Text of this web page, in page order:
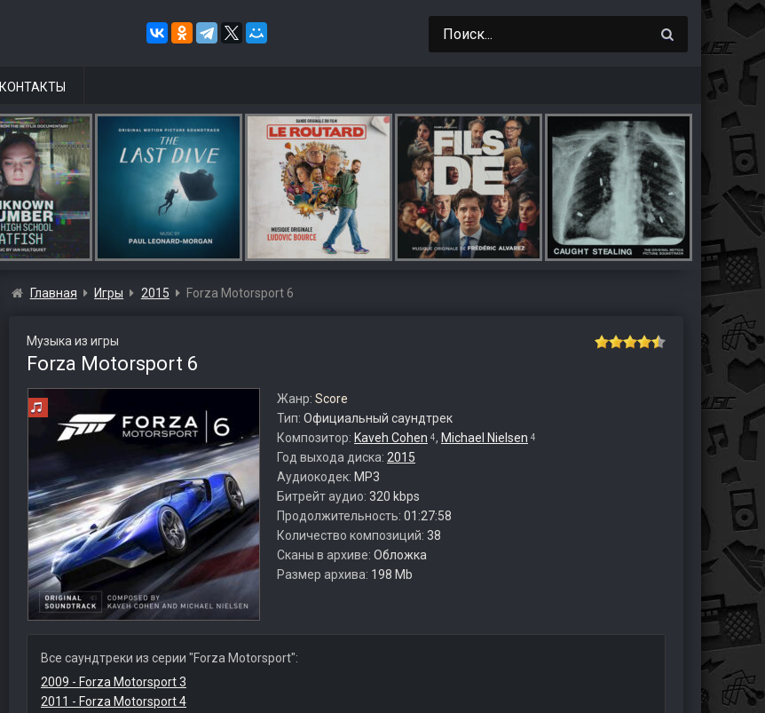
КОНТАКТЫ
Главная Игры 2015 Forza Motorsport 6
Музыка из игры
Forza Motorsport 6
Жанр: Score
Тип: Официальный саундтрек
Композитор: Kaveh Cohen 4, Michael Nielsen 4
Год выхода диска: 2015
Аудиокодек: MP3
Битрейт аудио: 320 kbps
Продолжительность: 01:27:58
Количество композиций: 38
Сканы в архиве: Обложка
Размер архива: 198 Mb
Все саундтреки из серии "Forza Motorsport":
2009 - Forza Motorsport 3
2011 - Forza Motorsport 4